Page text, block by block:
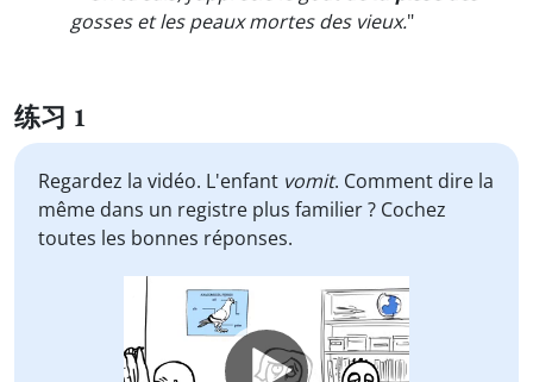
gosses et les peaux mortes des vieux."
练习 1
Regardez la vidéo. L'enfant vomit. Comment dire la
même dans un registre plus familier ? Cochez
toutes les bonnes réponses.
Video
Player